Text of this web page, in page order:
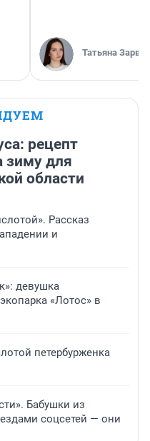
Татьяна Зарва
рецепт
зиму для
области
Рассказ
и
девушка
«Лотос» в
петербурженка
Бабушки из
соцсетей — они